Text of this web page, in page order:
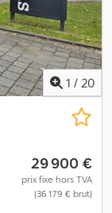
neige 1 attelage
Vidéos
et de vente
1 / 20
29 900 €
prix fixe hors TVA
(36 179 € brut)